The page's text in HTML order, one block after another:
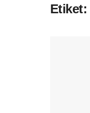
Etiket: